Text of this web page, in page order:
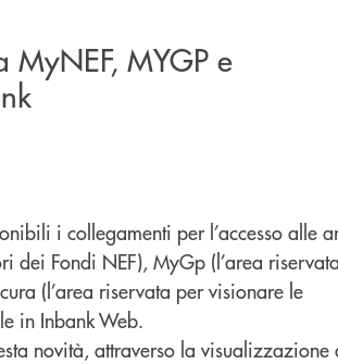
MYGP e
i collegamenti per l’accesso alle
dei Fondi NEF), MyGp (l’area riservata
(l’area riservata per visionare le
in Inbank Web.
novità, attraverso la visualizzazione